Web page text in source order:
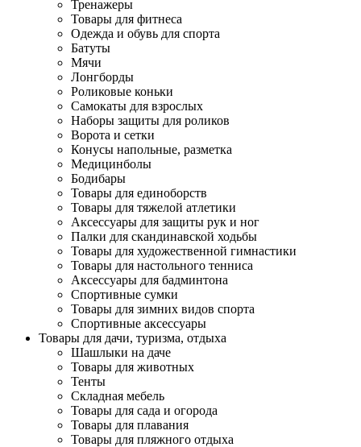
Тренажеры
Товары для фитнеса
Одежда и обувь для спорта
Батуты
Мячи
Лонгборды
Роликовые коньки
Самокаты для взрослых
Наборы защиты для роликов
Ворота и сетки
Конусы напольные, разметка
Медицинболы
Бодибары
Товары для единоборств
Товары для тяжелой атлетики
Аксессуары для защиты рук и ног
Палки для скандинавской ходьбы
Товары для художественной гимнастики
Товары для настольного тенниса
Аксессуары для бадминтона
Спортивные сумки
Товары для зимних видов спорта
Спортивные аксессуары
Товары для дачи, туризма, отдыха
Шашлыки на даче
Товары для животных
Тенты
Складная мебель
Товары для сада и огорода
Товары для плавания
Товары для пляжного отдыха